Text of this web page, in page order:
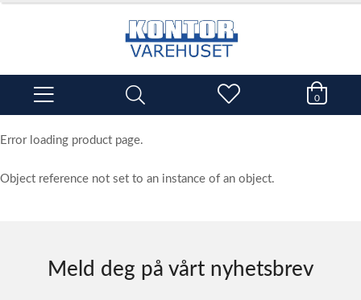
0
Error loading product page.
Object reference not set to an instance of an object.
Meld deg på vårt nyhetsbrev